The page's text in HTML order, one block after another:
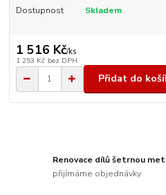
Dostupnost Skladem
1 516 Kč/ks
1 253 Kč bez DPH
Přidat do
Renovace dílů šetrnou
přijímáme objednávky